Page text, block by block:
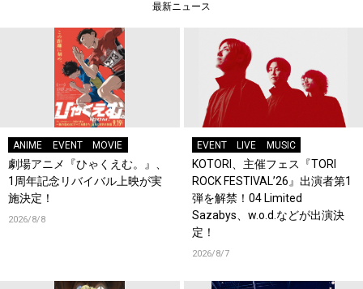
最新ニュース
ANIME EVENT MOVIE
劇場アニメ『ひゃくえむ。』、
1周年記念リバイバル上映が実
施決定！
2026/8/8
EVENT LIVE MUSIC
KOTORI、主催フェス『TORI
ROCK FESTIVAL’26』出演者第1
弾を解禁！04 Limited
Sazabys、w.o.d.などが出演決
定！
2026/8/7